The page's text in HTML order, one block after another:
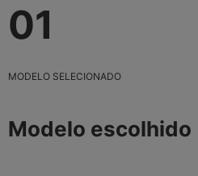
01
MODELO SELECIONADO
Modelo escolhido